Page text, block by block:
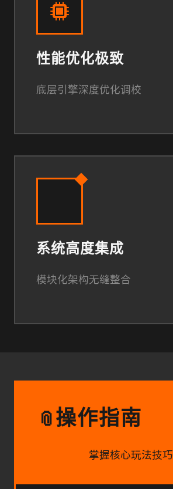
性能优化极致
底层引擎深度优化调校
系统高度集成
模块化架构无缝整合
📎操作指南
掌握核心玩法技巧